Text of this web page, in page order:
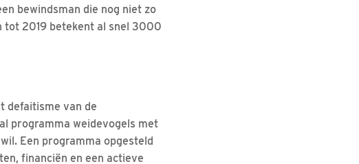
bewindsman die nog niet zo
tot 2019 betekent al snel 3000
defaitisme van de
programma weidevogels met
Een programma opgesteld
financiën en een actieve